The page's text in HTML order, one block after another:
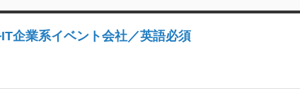
企業系イベント会社／英語必須